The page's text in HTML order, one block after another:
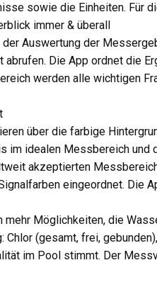
sowie die Einheiten. Für
immer & überall
Auswertung der
Die App ordnet die
werden alle wichtigen
über die farbige
im idealen Messbereich
akzeptierten
eingeordnet. Die
Möglichkeiten, die
(gesamt, frei,
im Pool stimmt. Der